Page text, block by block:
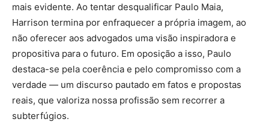
mais evidente. Ao tentar desqualificar Paulo Maia,
Harrison termina por enfraquecer a própria imagem, ao
não oferecer aos advogados uma visão inspiradora e
propositiva para o futuro. Em oposição a isso, Paulo
destaca-se pela coerência e pelo compromisso com a
verdade — um discurso pautado em fatos e propostas
reais, que valoriza nossa profissão sem recorrer a
subterfúgios.